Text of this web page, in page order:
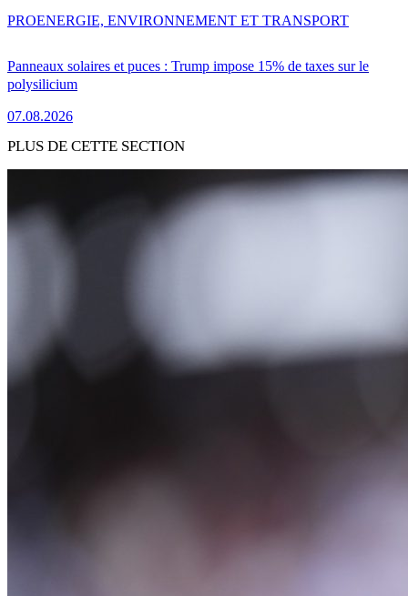
Panneaux solaires et puces : Trump impose 15% de taxes sur le
polysilicium
07.08.2026
PROENERGIE, ENVIRONNEMENT ET TRANSPORT
PLUS DE CETTE SECTION